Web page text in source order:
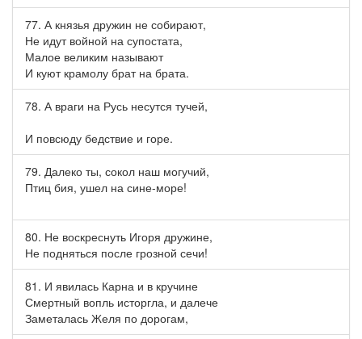
77. А князья дружин не собирают,
Не идут войной на супостата,
Малое великим называют
И куют крамолу брат на брата.
78. А враги на Русь несутся тучей,
И повсюду бедствие и горе.
79. Далеко ты, сокол наш могучий,
Птиц бия, ушел на сине-море!
80. Не воскреснуть Игоря дружине,
Не подняться после грозной сечи!
81. И явилась Карна и в кручине
Смертный вопль исторгла, и далече
Заметалась Желя по дорогам,